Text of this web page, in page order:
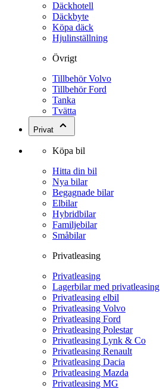
Däckhotell
Däckbyte
Köpa däck
Hjulinställning
Övrigt
Tillbehör Volvo
Tillbehör Ford
Tanka
Tvätta
Privat
Köpa bil
Hitta din bil
Nya bilar
Begagnade bilar
Elbilar
Hybridbilar
Familjebilar
Småbilar
Privatleasing
Privatleasing
Lagerbilar med privatleasing
Privatleasing elbil
Privatleasing Volvo
Privatleasing Ford
Privatleasing Polestar
Privatleasing Lynk & Co
Privatleasing Renault
Privatleasing Dacia
Privatleasing Mazda
Privatleasing MG